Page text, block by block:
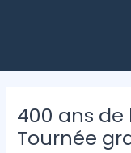
400 ans de
Tournée